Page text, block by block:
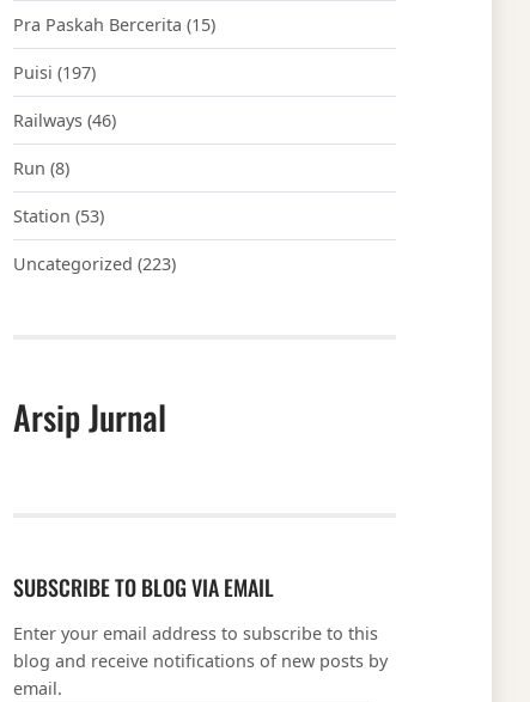
Pra Paskah Bercerita (15)
Puisi (197)
Railways (46)
Run (8)
Station (53)
Uncategorized (223)
Arsip Jurnal
SUBSCRIBE TO BLOG VIA EMAIL
Enter your email address to subscribe to this
blog and receive notifications of new posts by
email.